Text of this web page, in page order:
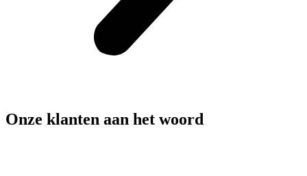
Onze klanten aan het woord